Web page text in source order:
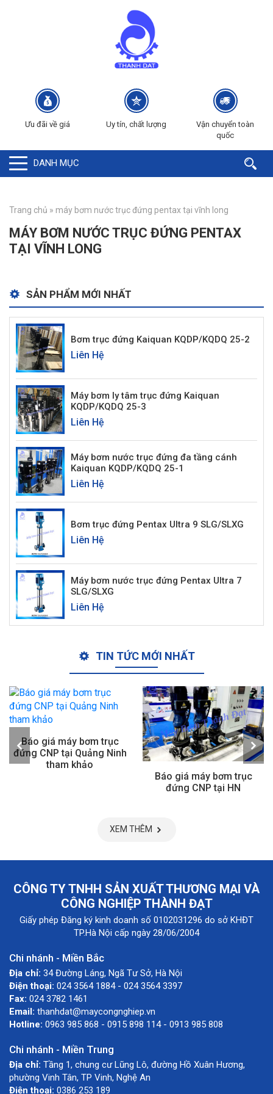
Ưu đãi về giá Uy tín, chất lượng
Vận chuyển toàn
quốc
DANH MỤC
Trang chủ » máy bơm nước trục đứng pentax tại vĩnh long
MÁY BƠM NƯỚC TRỤC ĐỨNG PENTAX
TẠI VĨNH LONG
SẢN PHẨM MỚI NHẤT
Bơm trục đứng Kaiquan KQDP/KQDQ 25-2
Liên Hệ
Máy bơm ly tâm trục đứng Kaiquan
KQDP/KQDQ 25-3
Liên Hệ
Máy bơm nước trục đứng đa tầng cánh
Kaiquan KQDP/KQDQ 25-1
Liên Hệ
Bơm trục đứng Pentax Ultra 9 SLG/SLXG
Liên Hệ
Máy bơm nước trục đứng Pentax Ultra 7
SLG/SLXG
Liên Hệ
TIN TỨC MỚI NHẤT
Báo giá máy bơm
đứng CNP tại Bắc Ninh
XEM THÊM
CÔNG TY TNHH SẢN XUẤT THƯƠNG MẠI VÀ
CÔNG NGHIỆP THÀNH ĐẠT
Giấy phép Đăng ký kinh doanh số 0102031296 do sở KHĐT
TP.Hà Nội cấp ngày 28/06/2004
Chi nhánh - Miền Bắc
Địa chỉ: 34 Đường Láng, Ngã Tư Sở, Hà Nội
Điện thoại: 024 3564 1884 - 024 3564 3397
Fax: 024 3782 1461
Email: thanhdat@maycongnghiep.vn
Hotline: 0963 985 868 - 0915 898 114 - 0913 985 808
Chi nhánh - Miền Trung
Địa chỉ: Tầng 1, chung cư Lũng Lô, đường Hồ Xuân Hương,
phường Vinh Tân, TP Vinh, Nghệ An
Điện thoại: 0386 253 189